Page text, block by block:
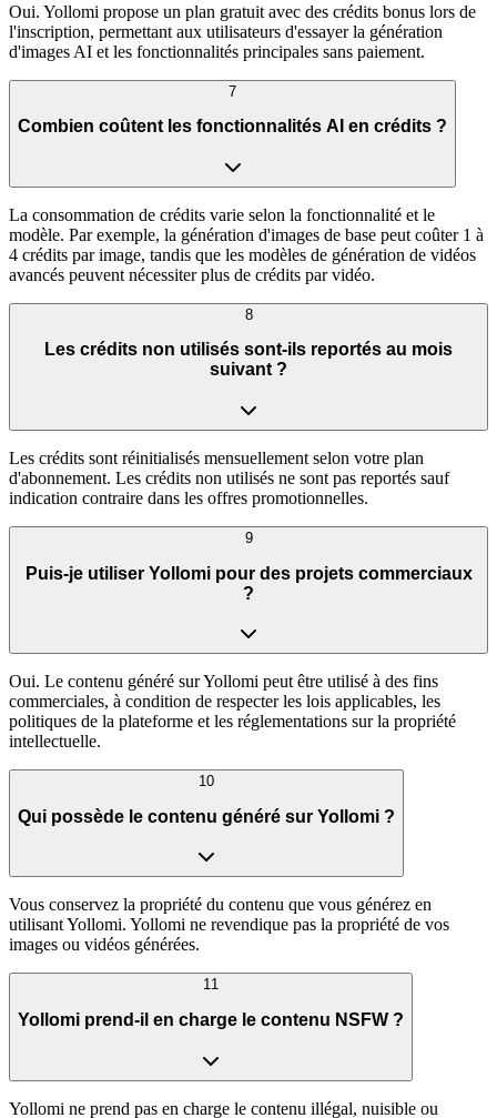
Oui. Yollomi propose un plan gratuit avec des crédits bonus lors de
l'inscription, permettant aux utilisateurs d'essayer la génération
d'images AI et les fonctionnalités principales sans paiement.
7
Combien coûtent les fonctionnalités AI en crédits ?
La consommation de crédits varie selon la fonctionnalité et le
modèle. Par exemple, la génération d'images de base peut coûter 1 à
4 crédits par image, tandis que les modèles de génération de vidéos
avancés peuvent nécessiter plus de crédits par vidéo.
8
Les crédits non utilisés sont-ils reportés au mois
suivant ?
Les crédits sont réinitialisés mensuellement selon votre plan
d'abonnement. Les crédits non utilisés ne sont pas reportés sauf
indication contraire dans les offres promotionnelles.
9
Puis-je utiliser Yollomi pour des projets commerciaux
?
Oui. Le contenu généré sur Yollomi peut être utilisé à des fins
commerciales, à condition de respecter les lois applicables, les
politiques de la plateforme et les réglementations sur la propriété
intellectuelle.
10
Qui possède le contenu généré sur Yollomi ?
Vous conservez la propriété du contenu que vous générez en
utilisant Yollomi. Yollomi ne revendique pas la propriété de vos
images ou vidéos générées.
11
Yollomi prend-il en charge le contenu NSFW ?
Yollomi ne prend pas en charge le contenu illégal, nuisible ou